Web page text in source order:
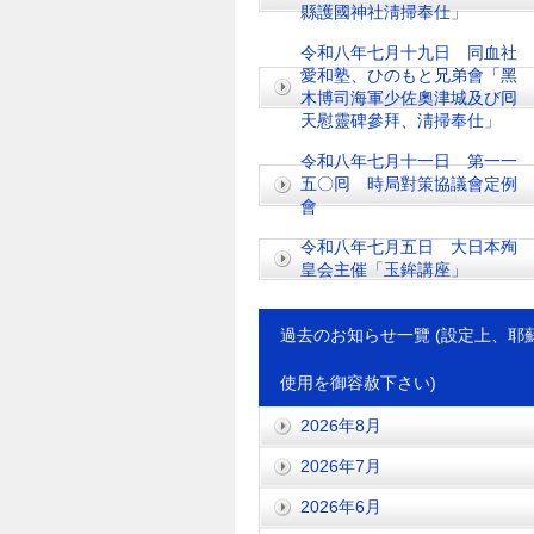
縣護國神社淸掃奉仕」
令和八年七月十九日 同血社
愛和塾、ひのもと兄弟會「黑
木博司海軍少佐奧津城及び囘
天慰靈碑參拜、淸掃奉仕」
令和八年七月十一日 第一一
五〇囘 時局對策協議會定例
會
令和八年七月五日 大日本殉
皇会主催「玉鉾講座」
過去のお知らせ一覽 (設定上、耶
使用を御容赦下さい)
2026年8月
2026年7月
2026年6月